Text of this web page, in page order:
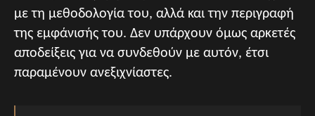
με τη μεθοδολογία του, αλλά και την περιγραφή
της εμφάνισής του. Δεν υπάρχουν όμως αρκετές
αποδείξεις για να συνδεθούν με αυτόν, έτσι
παραμένουν ανεξιχνίαστες.